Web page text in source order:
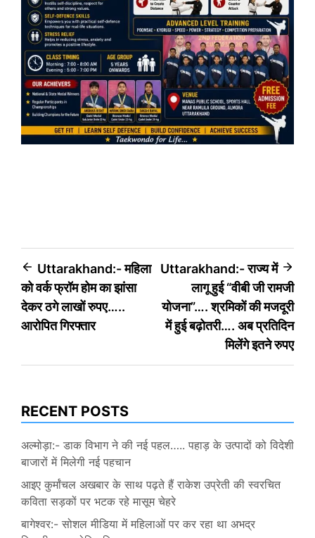
Post
navigation
Uttarakhand:- महिला
को वर्क फ्रॉम होम का झांसा
देकर ठगे लाखों रुपए…..
आरोपित गिरफ्तार
Uttarakhand:- राज्य में
लागू हुई “वीबी जी रामजी
योजना”…. श्रमिकों की मजदूरी
में हुई बढ़ोतरी…. अब प्रतिदिन
मिलेंगे इतने रुपए
RECENT POSTS
अल्मोड़ा:- डाक विभाग ने की नई पहल….. पहाड़ के उत्पादों को विदेशी
बाजारों में मिलेगी नई पहचान
आइए कुर्मांचल अखबार के साथ पढ़ते हैं राकेश उप्रेती की स्वरचित
कविता सड़कों पर भटक रहे मासूम चेहरे
बागेश्वर:- सोशल मीडिया में महिलाओं पर कर रहा था अभद्र